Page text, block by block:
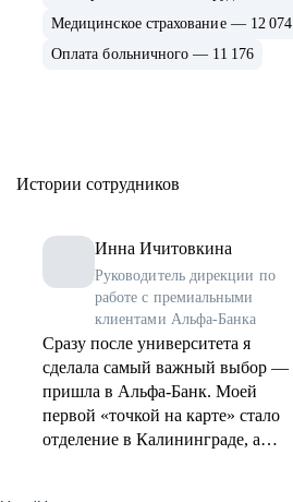
Медицинское страхование — 12 074
Оплата больничного — 11 176
Истории сотрудников
Инна Ичитовкина
Руководитель дирекции по
работе с премиальными
клиентами Альфа-Банка
Сразу после университета я
сделала самый важный выбор —
пришла в Альфа-Банк. Моей
первой «точкой на карте» стало
отделение в Калининграде, а